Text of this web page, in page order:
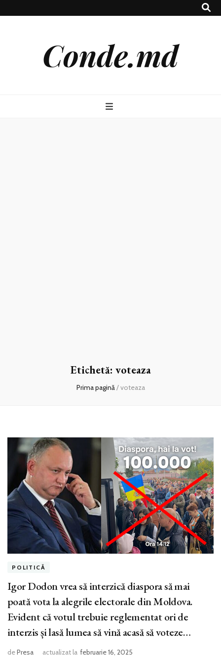
Conde.md
Etichetă: voteaza
Prima pagină/voteaza
POLITICĂ
Igor Dodon vrea să interzică diaspora să mai
poată vota la alegrile electorale din Moldova.
Evident că votul trebuie reglementat ori de
interzis și lasă lumea să vină acasă să voteze…
dePresa actualizat la februarie 16, 2025